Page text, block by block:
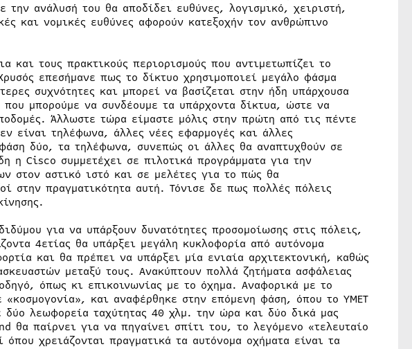
ανάλυσή του θα αποδίδει ευθύνες, λογισμικό, χειριστή,
και νομικές ευθύνες αφορούν κατεξοχήν τον ανθρώπινο
και τους πρακτικούς περιορισμούς που αντιμετωπίζει το
επεσήμανε πως το δίκτυο χρησιμοποιεί μεγάλο φάσμα
συχνότητες και μπορεί να βασίζεται στην ήδη υπάρχουσα
μπορούμε να συνδέουμε τα υπάρχοντα δίκτυα, ώστε να
Άλλωστε τώρα είμαστε μόλις στην πρώτη από τις πέντε
είναι τηλέφωνα, άλλες νέες εφαρμογές και άλλες
δύο, τα τηλέφωνα, συνεπώς οι άλλες θα αναπτυχθούν σε
η Cisco συμμετέχει σε πιλοτικά προγράμματα για την
στον αστικό ιστό και σε μελέτες για το πώς θα
στην πραγματικότητα αυτή. Τόνισε δε πως πολλές πόλεις
για να υπάρξουν δυνατότητες προσομοίωσης στις πόλεις,
4ετίας θα υπάρξει μεγάλη κυκλοφορία από αυτόνομα
και θα πρέπει να υπάρξει μία ενιαία αρχιτεκτονική, καθώς
μεταξύ τους. Ανακύπτουν πολλά ζητήματα ασφάλειας
όπως κι επικοινωνίας με το όχημα. Αναφορικά με το
«κοσμογονία», και αναφέρθηκε στην επόμενη φάση, όπου το ΥΜΕΤ
δύο λεωφορεία ταχύτητας 40 χλμ. την ώρα και δύο δικά μας
θα παίρνει για να πηγαίνει σπίτι του, το λεγόμενο «τελευταίο
χρειάζονται πραγματικά τα αυτόνομα οχήματα είναι τα